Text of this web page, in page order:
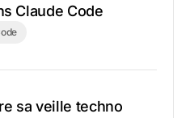
Claude Code
sa veille techno